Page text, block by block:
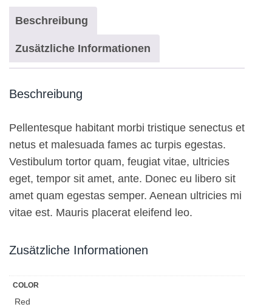
Beschreibung
Zusätzliche Informationen
Beschreibung
Pellentesque habitant morbi tristique senectus et
netus et malesuada fames ac turpis egestas.
Vestibulum tortor quam, feugiat vitae, ultricies
eget, tempor sit amet, ante. Donec eu libero sit
amet quam egestas semper. Aenean ultricies mi
vitae est. Mauris placerat eleifend leo.
Zusätzliche Informationen
COLOR
Red